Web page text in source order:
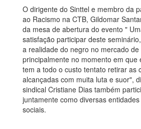
O dirigente do Sinttel e membro da
ao Racismo na CTB, Gildomar
da mesa de abertura do evento "
satisfação participar deste
a realidade do negro no mercado de
principalmente no momento em que
tem a todo o custo tentato retirar as
alcançadas com muita luta e suor",
sindical Cristiane Dias também
juntamente como diversas
sociais.